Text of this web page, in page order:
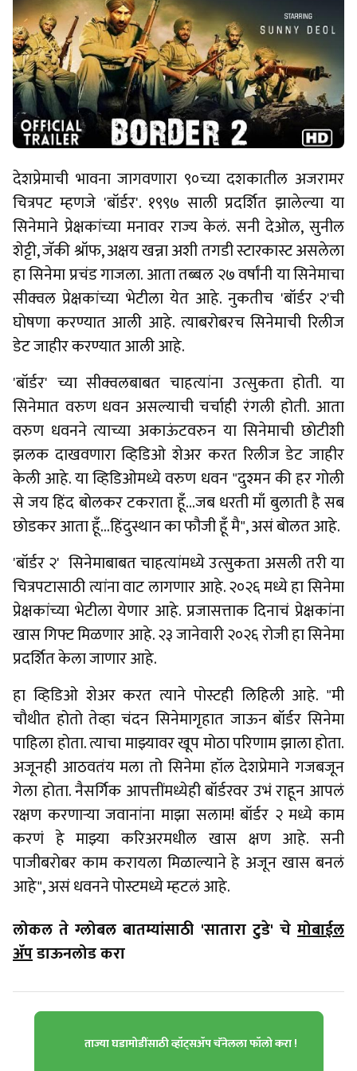
देशप्रेमाची भावना जागवणारा ९०च्या दशकातील अजरामर
चित्रपट म्हणजे 'बॉर्डर'. १९९७ साली प्रदर्शित झालेल्या या
सिनेमाने प्रेक्षकांच्या मनावर राज्य केलं. सनी देओल, सुनील
शेट्टी, जॅकी श्रॉफ, अक्षय खन्ना अशी तगडी स्टारकास्ट असलेला
हा सिनेमा प्रचंड गाजला. आता तब्बल २७ वर्षांनी या सिनेमाचा
सीक्वल प्रेक्षकांच्या भेटीला येत आहे. नुकतीच 'बॉर्डर २'ची
घोषणा करण्यात आली आहे. त्याबरोबरच सिनेमाची रिलीज
डेट जाहीर करण्यात आली आहे.
'बॉर्डर' च्या सीक्वलबाबत चाहत्यांना उत्सुकता होती. या
सिनेमात वरुण धवन असल्याची चर्चाही रंगली होती. आता
वरुण धवनने त्याच्या अकाऊंटवरुन या सिनेमाची छोटीशी
झलक दाखवणारा व्हिडिओ शेअर करत रिलीज डेट जाहीर
केली आहे. या व्हिडिओमध्ये वरुण धवन "दुश्मन की हर गोली
से जय हिंद बोलकर टकराता हूँ...जब धरती माँ बुलाती है सब
छोडकर आता हूँ...हिंदुस्थान का फौजी हूँ मै", असं बोलत आहे.
'बॉर्डर २' सिनेमाबाबत चाहत्यांमध्ये उत्सुकता असली तरी या
चित्रपटासाठी त्यांना वाट लागणार आहे. २०२६ मध्ये हा सिनेमा
प्रेक्षकांच्या भेटीला येणार आहे. प्रजासत्ताक दिनाचं प्रेक्षकांना
खास गिफ्ट मिळणार आहे. २३ जानेवारी २०२६ रोजी हा सिनेमा
प्रदर्शित केला जाणार आहे.
हा व्हिडिओ शेअर करत त्याने पोस्टही लिहिली आहे. "मी
चौथीत होतो तेव्हा चंदन सिनेमागृहात जाऊन बॉर्डर सिनेमा
पाहिला होता. त्याचा माझ्यावर खूप मोठा परिणाम झाला होता.
अजूनही आठवतंय मला तो सिनेमा हॉल देशप्रेमाने गजबजून
गेला होता. नैसर्गिक आपत्तींमध्येही बॉर्डरवर उभं राहून आपलं
रक्षण करणाऱ्या जवानांना माझा सलाम! बॉर्डर २ मध्ये काम
करणं हे माझ्या करिअरमधील खास क्षण आहे. सनी
पाजीबरोबर काम करायला मिळाल्याने हे अजून खास बनलं
आहे", असं धवनने पोस्टमध्ये म्हटलं आहे.
लोकल ते ग्लोबल बातम्यांसाठी 'सातारा टुडे' चे मोबाईल
ॲपडाऊनलोड करा
ताज्या घडामोडींसाठी व्हॉट्सॲप चॅनेलला फॉलो करा !